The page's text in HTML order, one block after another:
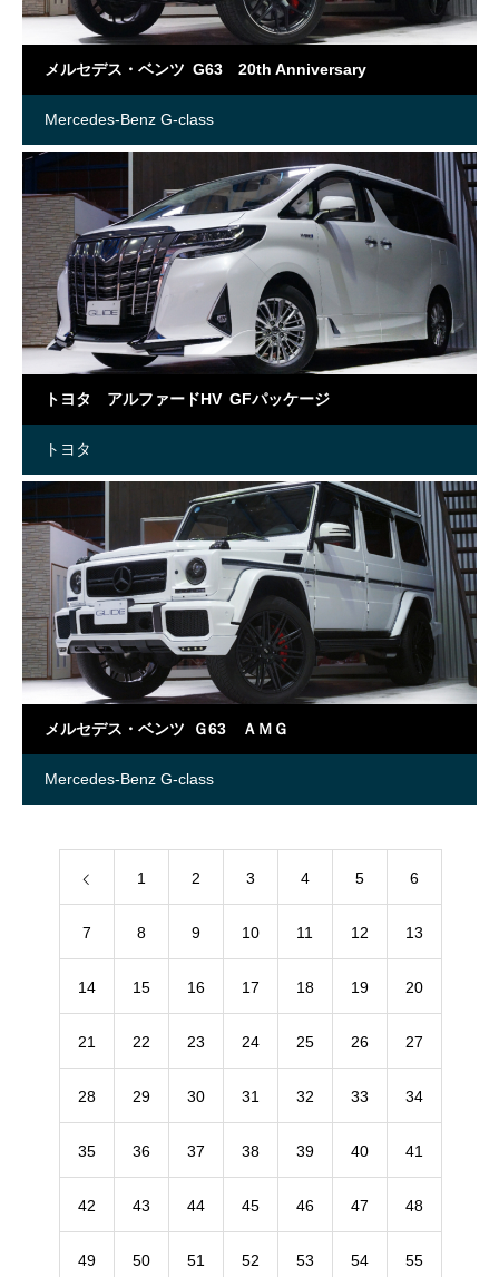
メルセデス・ベンツ G63 20th Anniversary
Mercedes-Benz G-class
トヨタ アルファードHV GFパッケージ
トヨタ
メルセデス・ベンツ Ｇ63 ＡＭＧ
Mercedes-Benz G-class
1 2 3 4 5 6
7 8 9 10 11 12 13
14 15 16 17 18 19 20
21 22 23 24 25 26 27
28 29 30 31 32 33 34
35 36 37 38 39 40 41
42 43 44 45 46 47 48
49 50 51 52 53 54 55